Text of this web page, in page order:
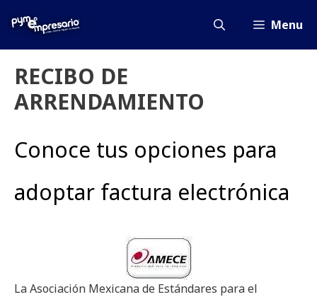
Menu
RECIBO DE
ARRENDAMIENTO
Conoce tus opciones para
adoptar factura electrónica
La Asociación Mexicana de Estándares para el